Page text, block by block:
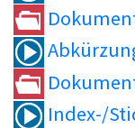
Index-/